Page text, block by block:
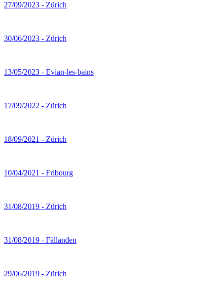
27/09/2023 - Zürich
30/06/2023 - Zürich
13/05/2023 - Evian-les-bains
17/09/2022 - Zürich
18/09/2021 - Zürich
10/04/2021 - Fribourg
31/08/2019 - Zürich
31/08/2019 - Fällanden
29/06/2019 - Zürich